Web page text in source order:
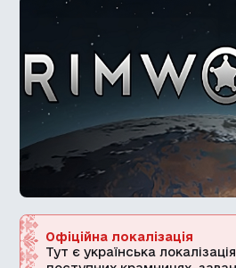
Офіційна локалізація
Тут є українська